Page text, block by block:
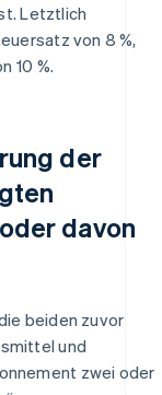
Letztlich
von 8 %,
10 %.
der
davon
beiden zuvor
und
zwei oder